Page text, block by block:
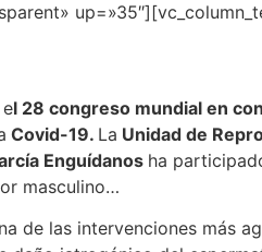
l 28 congreso mundial en
Covid-19. La Unidad de
Enguídanos ha
masculino…
de las intervenciones más